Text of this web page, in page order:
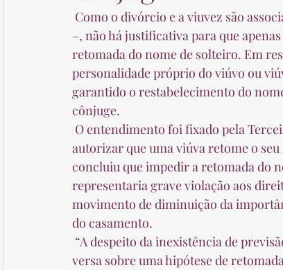
–, não há justificativa para que
retomada do nome de solteiro. Em
personalidade próprio do viúvo ou
garantido o restabelecimento do
cônjuge.
autorizar que uma viúva retome o
concluiu que impedir a retomada do
representaria grave violação aos
movimento de diminuição da
do casamento.
versa sobre uma hipótese de